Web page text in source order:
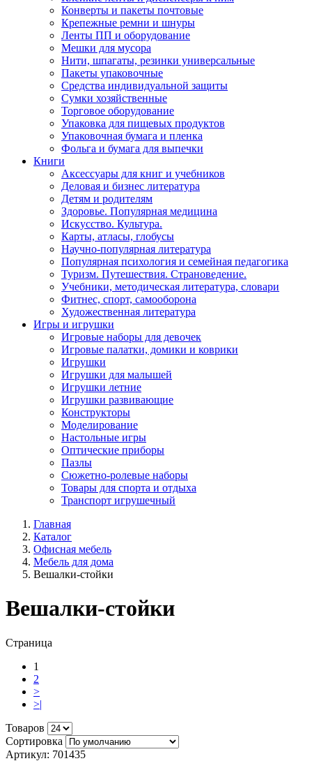
Конверты и пакеты почтовые
Крепежные ремни и шнуры
Ленты ПП и оборудование
Мешки для мусора
Нити, шпагаты, резинки универсальные
Пакеты упаковочные
Средства индивидуальной защиты
Сумки хозяйственные
Торговое оборудование
Упаковка для пищевых продуктов
Упаковочная бумага и пленка
Фольга и бумага для выпечки
Книги
Аксессуары для книг и учебников
Деловая и бизнес литература
Детям и родителям
Здоровье. Популярная медицина
Искусство. Культура.
Карты, атласы, глобусы
Научно-популярная литература
Популярная психология и семейная педагогика
Туризм. Путешествия. Страноведение.
Учебники, методическая литература, словари
Фитнес, спорт, самооборона
Художественная литература
Игры и игрушки
Игровые наборы для девочек
Игровые палатки, домики и коврики
Игрушки
Игрушки для малышей
Игрушки летние
Игрушки развивающие
Конструкторы
Моделирование
Настольные игры
Оптические приборы
Пазлы
Сюжетно-ролевые наборы
Товары для спорта и отдыха
Транспорт игрушечный
Главная
Каталог
Офисная мебель
Мебель для дома
Вешалки-стойки
Вешалки-стойки
Страница
1
2
>
>|
Товаров
Сортировка
Артикул: 701435